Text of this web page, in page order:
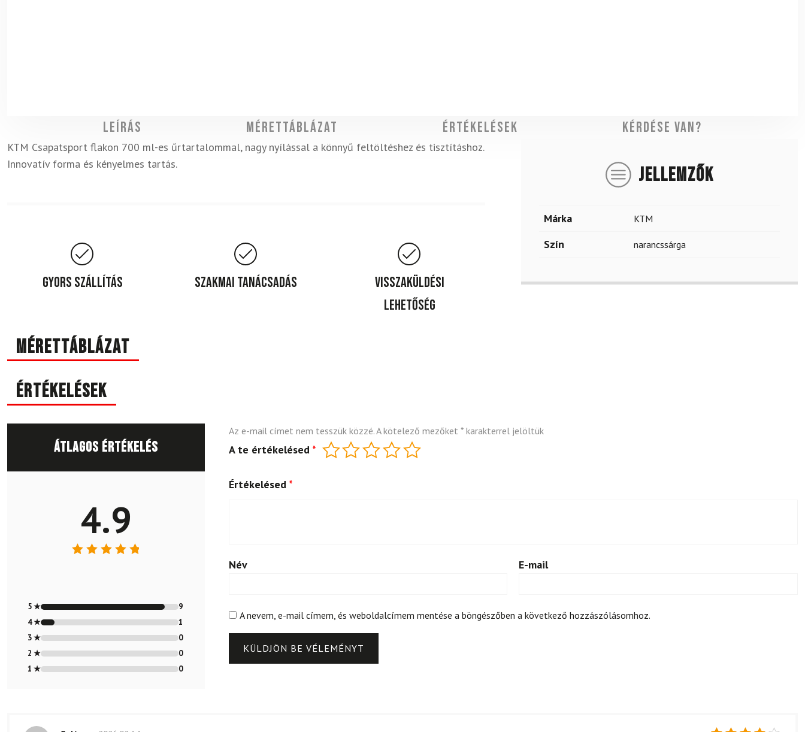
Leírás Mérettáblázat Értékelések Kérdése van?
KTM Csapatsport flakon 700 ml-es űrtartalommal, nagy nyílással a könnyű feltöltéshez és tisztításhoz.
Innovatív forma és kényelmes tartás.
Gyors szállítás Szakmai tanácsadás
Visszaküldési
lehetőség
JELLEMZŐK
Márka KTM
Szín narancssárga
Mérettáblázat
Értékelések
Átlagos értékelés
4.9
5 ★
9
4 ★
1
3 ★
0
2 ★
0
1 ★
0
Az e-mail címet nem tesszük közzé.A kötelező mezőket *karakterrel jelöltük
A te értékelésed *
Értékelésed *
Név E-mail
A nevem, e-mail címem, és weboldalcímem mentése a böngészőben a következő hozzászólásomhoz.